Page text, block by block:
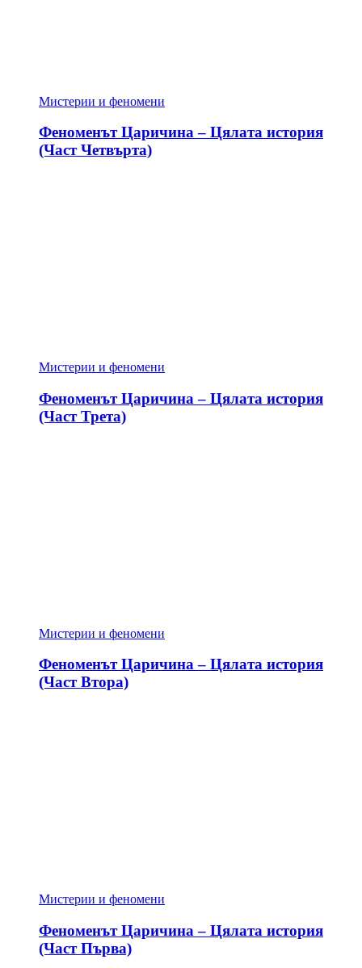
Мистерии и феномени
Феноменът Царичина – Цялата история
(Част Четвърта)
Мистерии и феномени
Феноменът Царичина – Цялата история
(Част Трета)
Мистерии и феномени
Феноменът Царичина – Цялата история
(Част Втора)
Мистерии и феномени
Феноменът Царичина – Цялата история
(Част Първа)